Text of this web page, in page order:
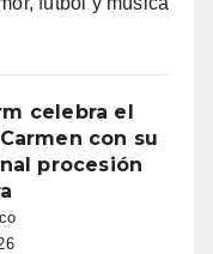
celebra el
con su
procesión